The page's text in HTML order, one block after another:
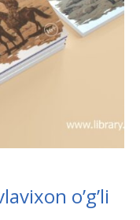
o’g’li